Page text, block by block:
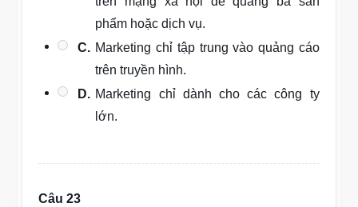
phẩm hoặc dịch vụ.
C. Marketing chỉ tập trung vào quảng cáo
trên truyền hình.
D. Marketing chỉ dành cho các công ty
lớn.
Câu 23